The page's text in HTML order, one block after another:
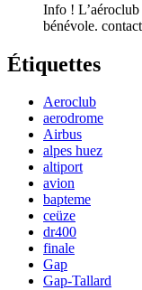
Info !
bénévole.
Étiquettes
Aeroclub
aerodrome
Airbus
alpes huez
altiport
avion
bapteme
ceüze
dr400
finale
Gap
Gap-Tallard